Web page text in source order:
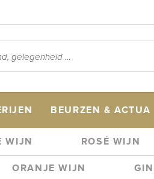
BEURZEN & ACTUA
WIJN ROSÉ WIJN
ORANJE WIJN